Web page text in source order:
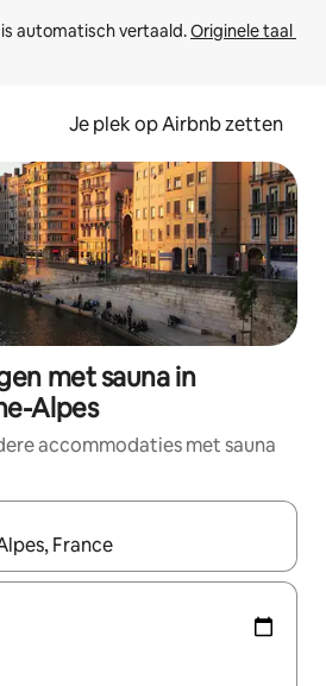
automatisch vertaald. Originele taal
Je plek op Airbnb zetten
met sauna in
Alpes
accommodaties met sauna
beschikbaar zijn, maak je een keuze